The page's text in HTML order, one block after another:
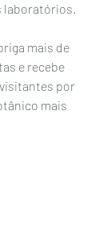
laboratórios.
mais de
e recebe
por
mais